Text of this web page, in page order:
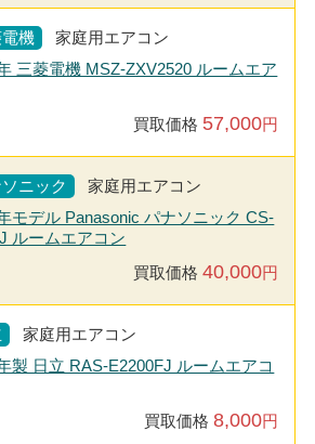
機
家庭用エアコン
三菱電機 MSZ-ZXV2520 ルームエア
買取価格 57,000円
ニック
家庭用エアコン
モデル Panasonic パナソニック CS-
ルームエアコン
買取価格40,000円
家庭用エアコン
製 日立 RAS-E2200FJ ルームエアコ
買取価格8,000円